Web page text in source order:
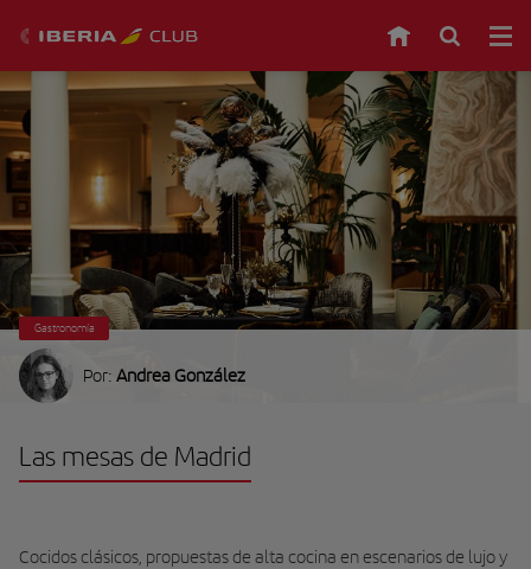
Gastronomía
Por: Andrea González
Las mesas de Madrid
Cocidos clásicos, propuestas de alta cocina en escenarios de lujo y